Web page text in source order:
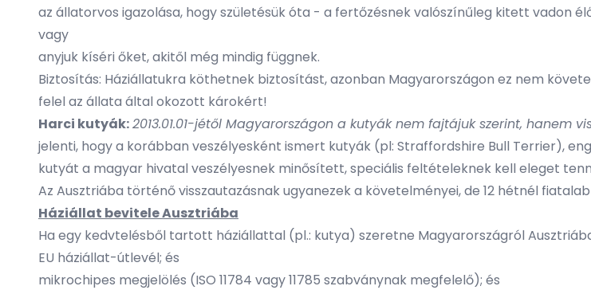
az állatorvos igazolása, hogy születésük óta - a fertőzésnek valószínűleg kitett vadon
vagy
anyjuk kíséri őket, akitől még mindig függnek.
Biztosítás: Háziállatukra köthetnek biztosítást, azonban Magyarországon ez nem
felel az állata által okozott károkért!
Harci kutyák:2013.01.01-jétől Magyarországon a kutyák nem fajtájuk szerint, hanem
jelenti, hogy a korábban veszélyesként ismert kutyák (pl: Straffordshire Bull Terrier),
kutyát a magyar hivatal veszélyesnek minősített, speciális feltételeknek kell eleget
Az Ausztriába történő visszautazásnak ugyanezek a követelményei, de 12 hétnél
Háziállat bevitele Ausztriába
Ha egy kedvtelésből tartott háziállattal (pl.: kutya) szeretne Magyarországról
EU háziállat-útlevél; és
mikrochipes megjelölés (ISO 11784 vagy 11785 szabványnak megfelelő); és